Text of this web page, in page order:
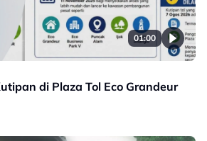
01:00
di Plaza Tol Eco Grandeur